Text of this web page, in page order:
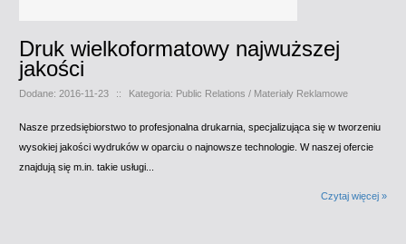
Druk wielkoformatowy najwuższej
jakości
Dodane: 2016-11-23 :: Kategoria: Public Relations / Materiały Reklamowe
Nasze przedsiębiorstwo to profesjonalna drukarnia, specjalizująca się w tworzeniu
wysokiej jakości wydruków w oparciu o najnowsze technologie. W naszej ofercie
znajdują się m.in. takie usługi...
Czytaj więcej »